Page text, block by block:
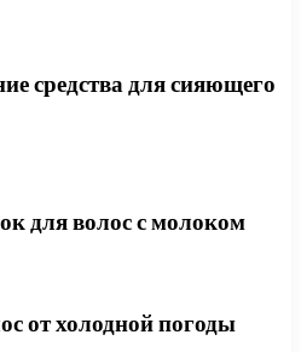
средства для сияющего
для волос с молоком
от холодной погоды